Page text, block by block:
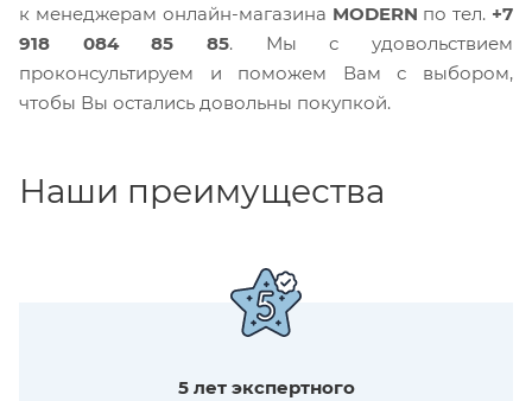
к менеджерам онлайн-магазина MODERN по тел. +7
918 084 85 85. Мы с удовольствием
проконсультируем и поможем Вам с выбором,
чтобы Вы остались довольны покупкой.
Наши преимущества
5 лет экспертного